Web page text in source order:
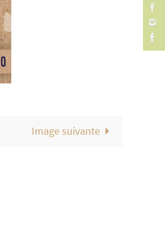
Image suivante